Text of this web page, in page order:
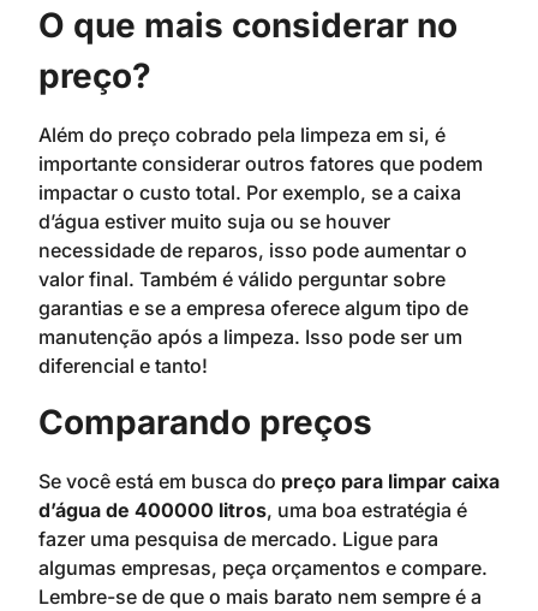
O que mais considerar no
preço?
Além do preço cobrado pela limpeza em si, é
importante considerar outros fatores que podem
impactar o custo total. Por exemplo, se a caixa
d’água estiver muito suja ou se houver
necessidade de reparos, isso pode aumentar o
valor final. Também é válido perguntar sobre
garantias e se a empresa oferece algum tipo de
manutenção após a limpeza. Isso pode ser um
diferencial e tanto!
Comparando preços
Se você está em busca do preço para limpar caixa
d’água de 400000 litros, uma boa estratégia é
fazer uma pesquisa de mercado. Ligue para
algumas empresas, peça orçamentos e compare.
Lembre-se de que o mais barato nem sempre é a